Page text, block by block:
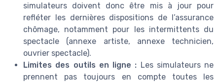
simulateurs doivent donc être mis à jour pour
refléter les dernières dispositions de l’assurance
chômage, notamment pour les intermittents du
spectacle (annexe artiste, annexe technicien,
ouvrier spectacle).
Limites des outils en ligne : Les simulateurs ne
prennent pas toujours en compte toutes les